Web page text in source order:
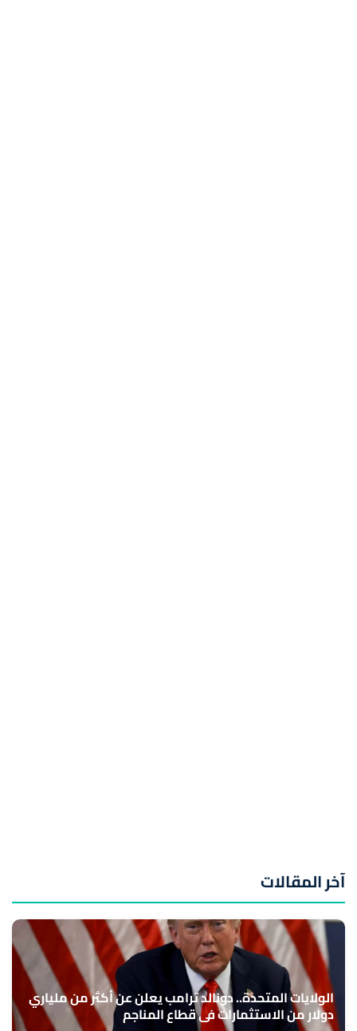
آخر المقالات
الولايات المتحدة.. دونالد ترامب يعلن عن أكثر من ملياري
دولار من الاستثمارات في قطاع المناجم